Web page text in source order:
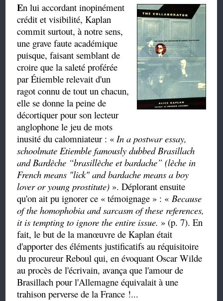
En lui accordant inopinément
crédit et visibilité, Kaplan
commit surtout, à notre sens,
une grave faute académique
puisque, faisant semblant de
croire que la saleté proférée
par Étiemble relevait d'un
ragot connu de tout un chacun,
elle se donne la peine de
décortiquer pour son lecteur
anglophone le jeu de mots
inusité du calomniateur : «In a postwar essay,
schoolmate Etiemble famously dubbedBrasillach
andBardèche “brasillèche etbardache” (lèche in
French means "lick" andbardache means a boy
lover or young prostitute) ». Déplorant ensuite
qu'on ait pu ignorer ce « témoignage » : « Because
of the homophobia and sarcasm of these references,
it is tempting to ignore the entire issue. » (p. 7). En
fait, le but de la manœuvre de Kaplan était
d'apporter des éléments justificatifs au réquisitoire
du procureur Reboul qui, en évoquant Oscar Wilde
au procès de l'écrivain, avança que l'amour de
Brasillach pour l'Allemagne équivalait à une
trahison perverse de la France !...